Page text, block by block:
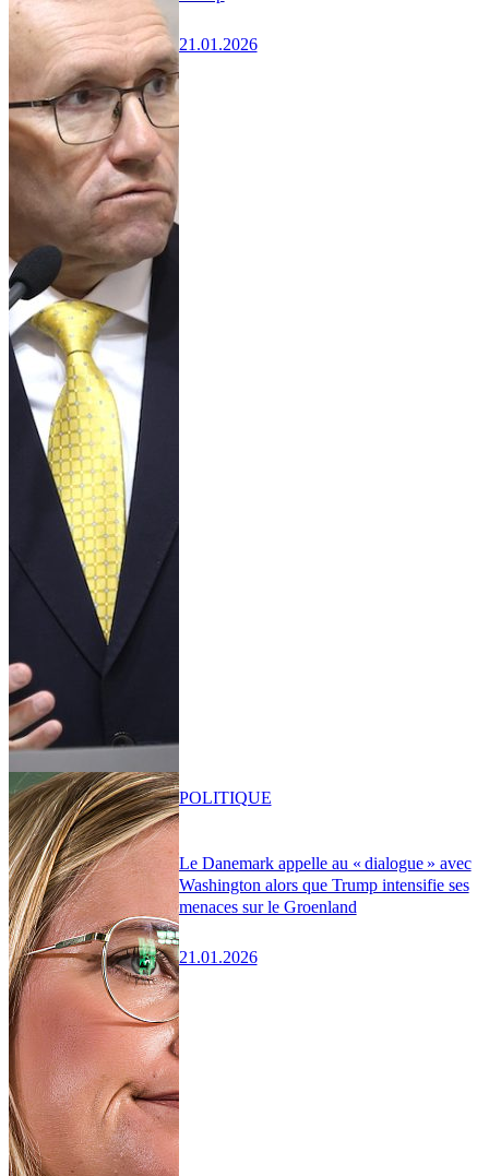
21.01.2026
Le Danemark appelle au « dialogue » avec
Washington alors que Trump intensifie ses
menaces sur le Groenland
21.01.2026
POLITIQUE